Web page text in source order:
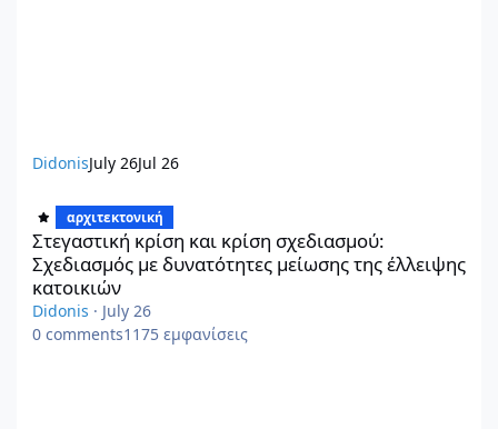
DidonisJuly 26Jul 26
Στεγαστική κρίση και κρίση σχεδιασμού: Σχεδιασμός με
αρχιτεκτονική
Στεγαστική κρίση και κρίση σχεδιασμού:
Σχεδιασμός με δυνατότητες μείωσης της έλλειψης
κατοικιών
Didonis · July 26
0 comments1175 εμφανίσεις